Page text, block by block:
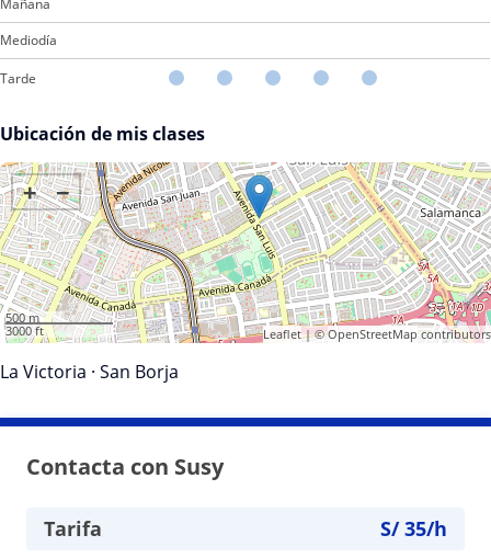
Mañana
Mediodía
Tarde
Ubicación de mis clases
+ −
500 m
3000 ft
Leaflet| ©OpenStreetMapcontributors
La Victoria · San Borja
Contacta con Susy
Tarifa S/35/h